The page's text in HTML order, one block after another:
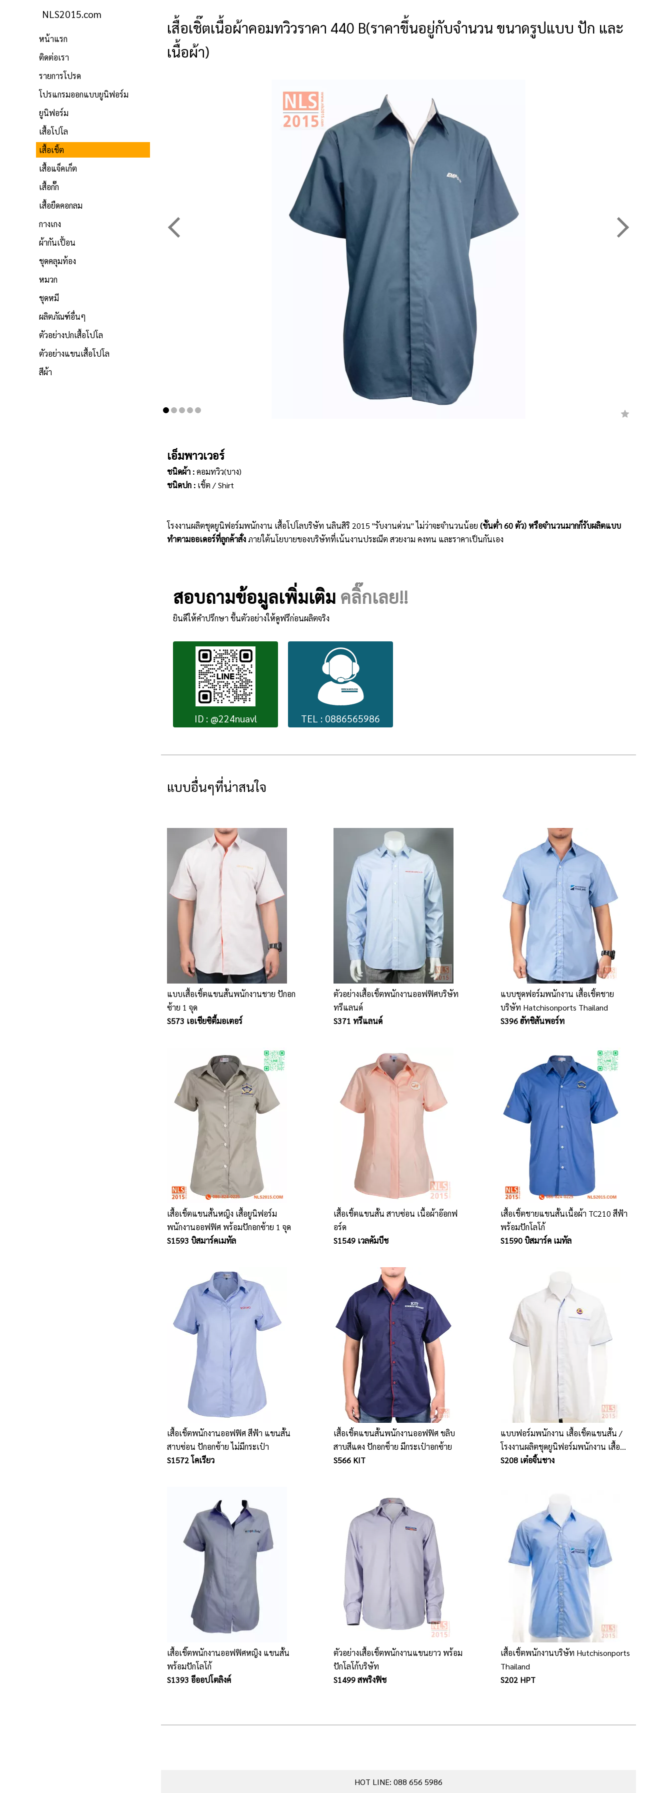
NLS2015.com
หน้าแรก
ติดต่อเรา
รายการโปรด
โปรแกรมออกแบบยูนิฟอร์ม
ยูนิฟอร์ม
เสื้อโปโล
เสื้อเชิ้ต
เสื้อแจ็คเก็ต
เสื้อกั๊ก
เสื้อยืดคอกลม
กางเกง
ผ้ากันเปื้อน
ชุดคลุมท้อง
หมวก
ชุดหมี
ผลิตภัณฑ์อื่นๆ
ตัวอย่างปกเสื้อโปโล
ตัวอย่างแขนเสื้อโปโล
สีผ้า
เสื้อเชิ๊ตเนื้อผ้าคอมทวิวราคา 440 B(ราคาขึ้นอยู่กับจำนวน ขนาดรูปแบบ ปัก และ
เนื้อผ้า)
เอ็มพาวเวอร์
ชนิดผ้า :คอมทวิว(บาง)
ชนิดปก : เชิ้ต / Shirt
โรงงานผลิตชุดยูนิฟอร์มพนักงาน เสื้อโปโลบริษัท นลินสิริ 2015 "รับงานด่วน" ไม่ว่าจะจำนวนน้อย (ขั้นต่ำ 60 ตัว) หรือจำนวนมากก็รับผลิตแบบ
ทำตามออเดอร์ที่ลูกค้าสั่งภายใต้นโยบายของบริษัทที่เน้นงานประณีต สวยงาม คงทน และราคาเป็นกันเอง
สอบถามข้อมูลเพิ่มเติม คลิ๊กเลย!!
ยินดีให้คำปรึกษา ขึ้นตัวอย่างให้ดูฟรีก่อนผลิตจริง
ID : @224nuavl TEL : 0886565986
แบบอื่นๆที่น่าสนใจ
แบบเสื้อเชิ้ตแขนสั้นพนักงานชาย ปักอก
ซ้าย 1 จุด
S573 เอเชียซิตี้มอเตอร์
ตัวอย่างเสื้อเชิ้ตพนักงานออฟฟิศบริษัท
ทรีแลนด์
S371 ทรีแลนด์
แบบชุดฟอร์มพนักงาน เสื้อเชิ้ตชาย
บริษัท Hatchisonports Thailand
S396 ฮัทชิสันพอร์ท
เสื้อเชิ้ตแขนสั้นหญิง เสื้อยูนิฟอร์ม
พนักงานออฟฟิศ พร้อมปักอกซ้าย 1 จุด
S1593 บิสมาร์คเมทัล
เสื้อเชิ้ตแขนสั้น สาบซ่อน เนื้อผ้าอ๊อกฟ
อร์ด
S1549 เวลคัมบีช
เสื้อเชิ้ตชายแขนสั้นเนื้อผ้า TC210 สีฟ้า
พร้อมปักโลโก้
S1590 บิสมาร์ค เมทัล
เสื้อเชิ้ตพนักงานออฟฟิศ สีฟ้า แขนสั้น
สาบซ่อน ปักอกซ้าย ไม่มีกระเป๋า
S1572 โคเรียว
เสื้อเชิ้ตแขนสั้นพนักงานออฟฟิศ ขลิบ
สาบสีแดง ปักอกซ็าย มีกระเป๋าอกซ้าย
S566 KIT
แบบฟอร์มพนักงาน เสื้อเชิ้ตแขนสั้น /
โรงงานผลิตชุดยูนิฟอร์มพนักงาน เสื้อ
โปโล นลินสิริ ชลบุรี
S208 เต๋อจิ้นชาง
เสื้อเชิ๊ตพนักงานออฟฟิศหญิง แขนสั้น
พร้อมปักโลโก้
S1393 อีออปโตลิงค์
ตัวอย่างเสื้อเชิ้ตพนักงานแขนยาว พร้อม
ปักโลโก้บริษัท
S1499 สพริงฟิช
เสื้อเชิ้ตพนักงานบริษัท Hutchisonports
Thailand
S202 HPT
HOT LINE: 088 656 5986